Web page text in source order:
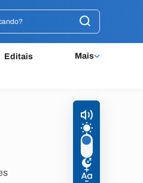
Editais Mais